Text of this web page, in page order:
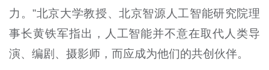
力。”北京大学教授、北京智源人工智能研究院理
事长黄铁军指出，人工智能并不意在取代人类导
演、编剧、摄影师，而应成为他们的共创伙伴。